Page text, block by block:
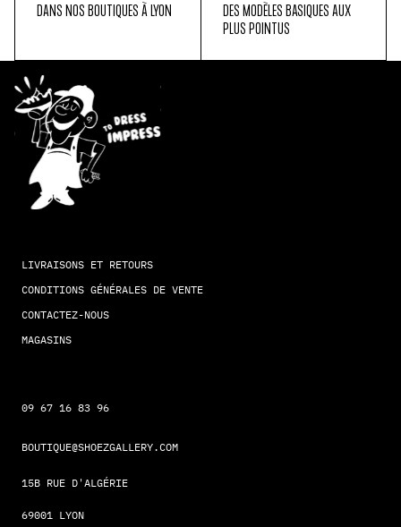
DANS NOS BOUTIQUES À LYON
DES MODÈLES BASIQUES AUX
PLUS POINTUS
LIVRAISONS ET RETOURS
CONDITIONS GÉNÉRALES DE VENTE
CONTACTEZ-NOUS
MAGASINS
09 67 16 83 96
BOUTIQUE@SHOEZGALLERY.COM
15B RUE D'ALGÉRIE
69001 LYON